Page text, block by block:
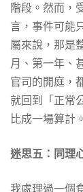
階段。然而，
言，事件可能
屬來說，那是
月、第一年、
官司的開庭，
就回到「正常
比成一場算計。
迷思五：同理
我處理過一個